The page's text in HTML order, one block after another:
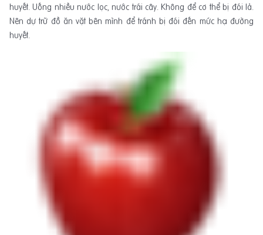
huyết. Uống nhiều nước lọc, nước trái cây. Không để cơ thể bị đói lả.
Nên dự trữ đồ ăn vặt bên mình để tránh bị đói đến mức hạ đường
huyết.